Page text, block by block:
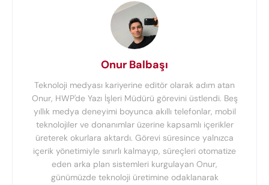
Onur Balbaşı
Teknoloji medyası kariyerine editör olarak adım atan
Onur, HWP'de Yazı İşleri Müdürü görevini üstlendi. Beş
yıllık medya deneyimi boyunca akıllı telefonlar, mobil
teknolojiler ve donanımlar üzerine kapsamlı içerikler
üreterek okurlara aktardı. Görevi süresince yalnızca
içerik yönetimiyle sınırlı kalmayıp, süreçleri otomatize
eden arka plan sistemleri kurgulayan Onur,
günümüzde teknoloji üretimine odaklanarak